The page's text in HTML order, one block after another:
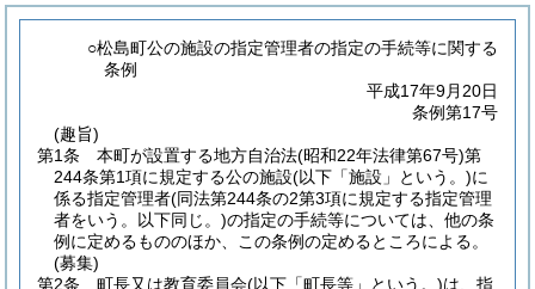
○松島町公の施設の指定管理者の指定の手続等に関する
条例
平成17年9月20日
条例第17号
(趣旨)
第1条
本町が設置する地方自治法(昭和22年法律第67号)第
244条第1項に規定する公の施設(以下「施設」という。)に
係る指定管理者(同法第244条の2第3項に規定する指定管理
者をいう。以下同じ。)の指定の手続等については、他の条
例に定めるもののほか、この条例の定めるところによる。
(募集)
第2条
町長又は教育委員会(以下「町長等」という。)は、指